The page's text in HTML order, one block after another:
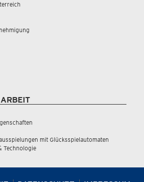
mit Glücksspielautomaten
Technologie